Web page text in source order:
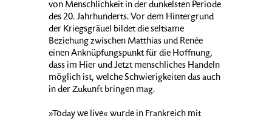
von Menschlichkeit in der dunkelsten Periode
des 20. Jahrhunderts. Vor dem Hintergrund
der Kriegsgräuel bildet die seltsame
Beziehung zwischen Matthias und Renée
einen Anknüpfungspunkt für die Hoffnung,
dass im Hier und Jetzt menschliches Handeln
möglich ist, welche Schwierigkeiten das auch
in der Zukunft bringen mag.
»Today we live« wurde in Frankreich mit